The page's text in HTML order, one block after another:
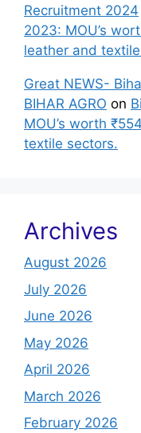
Recruitment 2024
2023: MOU’s
leather and
Great NEWS-
BIHAR AGRO on
MOU’s worth
textile sectors.
Archives
August 2026
July 2026
June 2026
May 2026
April 2026
March 2026
February 2026